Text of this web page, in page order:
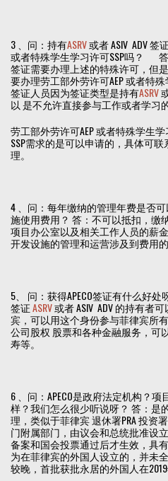
3 、问：持有ASRV或者 ASIV ADV
或者特殊学生学习许可SSP吗？ 答
签证需要办理上述的特殊许可，但
要办理劳工部外劳许可AEP 或者特
签证人员因为签证类型是持有ASRV
以 是不允许直接参与工作或者学习
劳工部外劳许可AEP 或者特殊学生
SSP需求的是可以申请的，具体可
理。
4 、问：每年缴纳的管理年费是否
施使用费用？ 答：不可以抵扣，缴
项目办公室以及相关工作人员的薪
开发设施的管理和运营涉及到费用
5、 问：获得APECO签证有什么好
签证ASRV或者 ASIV ADV 的持有者
宾，可以用这个身份参与菲律宾所
公司股权 股票和各种金融服务，可
寿等。
6 、问：APECO是政府法定机构？
样？我们怎么很少听说呀？ 答：是
理，类似于菲律宾 退休署PRA 投资署
门附属部门，由议会和总统批准设
备案和国会投票通过后才生效，具
为在菲律宾的外国人设立的，并未
较晚，首批获批永居的外国人在2019